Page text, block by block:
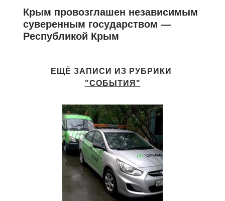
Крым провозглашен независимым
суверенным государством —
Республикой Крым
ЕЩЁ ЗАПИСИ ИЗ РУБРИКИ
"СОБЫТИЯ"